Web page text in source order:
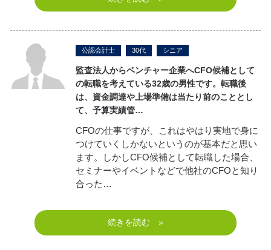
公認会計士 30代 シニア
監査法人からベンチャー企業へCFO候補として
の転職を考えている32歳の男性です。 転職後
は、資金調達や上場準備は当たり前のこととし
て、 予算実績管…
CFOの仕事ですが、これはやはり実地で身に
つけていくしかないというのが基本だと思い
ます。しかしCFO候補として転職した場合、
セミナーやイベントなどで他社のCFOと知り
合った…
続きを読む »